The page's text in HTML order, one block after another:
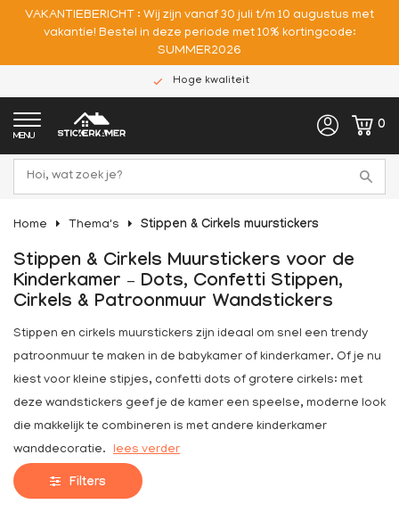
VAKANTIEBERICHT : Wij zijn vanaf 30 juli t/m 10 augustus met
vakantie! Bestel in deze periode met 10% kortingcode:
SUMMER2026
Hoge kwaliteit
MENU
0
Home Thema's Stippen & Cirkels muurstickers
Stippen & Cirkels Muurstickers voor de
Kinderkamer – Dots, Confetti Stippen,
Cirkels & Patroonmuur Wandstickers
Stippen en cirkels muurstickers zijn ideaal om snel een trendy
patroonmuur te maken in de babykamer of kinderkamer. Of je nu
kiest voor kleine stipjes, confetti dots of grotere cirkels: met
deze wandstickers geef je de kamer een speelse, moderne look
die makkelijk te combineren is met andere kinderkamer
wanddecoratie. lees verder
Filters